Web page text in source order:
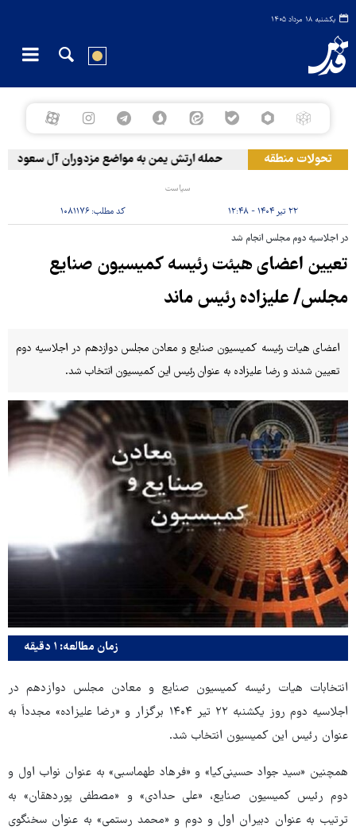
یکشنبه ۱۸ مرداد ۱۴۰۵
تحولات منطقه حمله ارتش یمن به مواضع مزدوران آل سعود
سیاست
۲۲ تیر ۱۴۰۴ - ۱۲:۴۸ کد مطلب: ۱۰۸۱۱۷۶
در اجلاسیه دوم مجلس انجام شد
تعیین اعضای هیئت رئیسه کمیسیون صنایع
مجلس/ علیزاده رئیس ماند
اعضای هیات رئیسه کمیسیون صنایع و معادن مجلس دوازدهم در اجلاسیه دوم
تعیین شدند و رضا علیزاده به عنوان رئیس این کمیسیون انتخاب شد.
زمان مطالعه: ۱ دقیقه
انتخابات هیات رئیسه کمیسیون صنایع و معادن مجلس دوازدهم در
اجلاسیه دوم روز یکشنبه ۲۲ تیر ۱۴۰۴ برگزار و «رضا علیزاده» مجدداَ به
عنوان رئیس این کمیسیون انتخاب شد.
همچنین «سید جواد حسینی‌کیا» و «فرهاد طهماسبی» به عنوان نواب اول و
دوم رئیس کمیسیون صنایع، «علی حدادی» و «مصطفی پوردهقان» به
ترتیب به عنوان دبیران اول و دوم و «محمد رستمی» به عنوان سخنگوی